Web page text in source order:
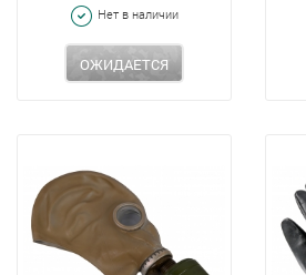
Нет в наличии
ОЖИДАЕТСЯ